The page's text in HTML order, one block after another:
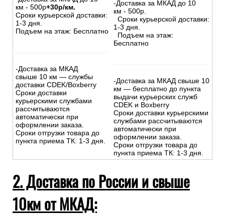
км - 500р+30р/км.
Сроки курьерской доставки:
1-3 дня.
Подъем на этаж: Бесплатно
-Доставка за МКАД
свыше 10 км — службы
доставки CDEK/Boxberry
Сроки доставки
курьерскими службами
рассчитываются
автоматически при
оформлении заказа.
Сроки отгрузки товара до
пункта приема ТК: 1-3 дня.
-Доставка за МКАД до 10
км - 500р.
Сроки курьерской доставки:
1-3 дня.
Подъем на этаж:
Бесплатно
-Доставка за МКАД свыше 10
км — бесплатно до пункта
выдачи курьерских служб
CDEK и Boxberry
Сроки доставки курьерскими
службами рассчитываются
автоматически при
оформлении заказа.
Сроки отгрузки товара до
пункта приема ТК: 1-3 дня.
2. Доставка по России и свыше
10км от МКАД: